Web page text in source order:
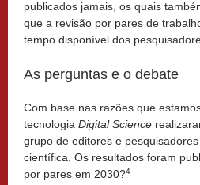
publicados jamais, os quais
que a revisão por pares de
tempo disponível dos
As perguntas e o debate
Com base nas razões que
tecnologia Digital Science
grupo de editores e
científica. Os resultados foram
por pares em 2030?4